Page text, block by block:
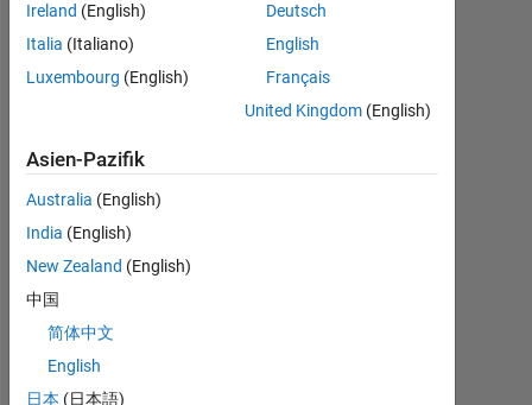
Dashboard
Statistik
BEITRÄGE
-2
-1 2
3
Ireland (English)
Italia (Italiano)
Luxembourg (English)
Deutsch
English
Français
United Kingdom (English)
Asien-Pazifik
Australia (English)
India (English)
New Zealand (English)
中国
简体中文
English
日本 (日本語)